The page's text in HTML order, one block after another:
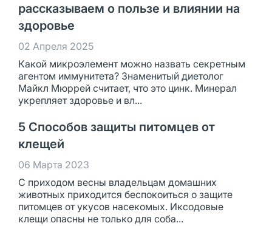
рассказываем о пользе и влиянии на
здоровье
02 Апреля 2025
Какой микроэлемент можно назвать секретным
агентом иммунитета? Знаменитый диетолог
Майкл Мюррей считает, что это цинк. Минерал
укрепляет здоровье и вл...
5 Способов защиты питомцев от
клещей
06 Марта 2023
С приходом весны владельцам домашних
животных приходится беспокоиться о защите
питомцев от укусов насекомых. Иксодовые
клещи опасны не только для соба...